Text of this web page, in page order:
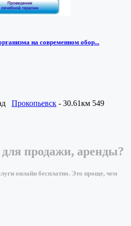
на современном обор...
Прокопьевск - 30.61км 549
продажи, аренды?
онлайн бесплатно. Это проще, чем